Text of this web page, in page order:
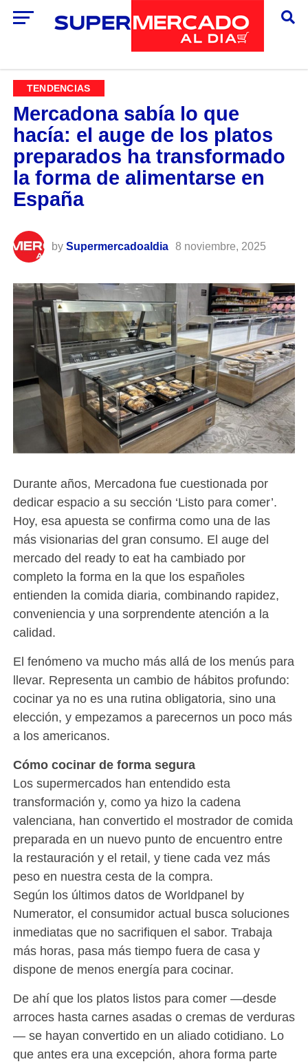
TENDENCIAS
Mercadona sabía lo que
hacía: el auge de los platos
preparados ha transformado
la forma de alimentarse en
España
by Supermercadoaldia 8 noviembre, 2025
Durante años, Mercadona fue cuestionada por
dedicar espacio a su sección ‘Listo para comer’.
Hoy, esa apuesta se confirma como una de las
más visionarias del gran consumo. El auge del
mercado del ready to eat ha cambiado por
completo la forma en la que los españoles
entienden la comida diaria, combinando rapidez,
conveniencia y una sorprendente atención a la
calidad.
El fenómeno va mucho más allá de los menús para
llevar. Representa un cambio de hábitos profundo:
cocinar ya no es una rutina obligatoria, sino una
elección, y empezamos a parecernos un poco más
a los americanos.
Cómo cocinar de forma segura
Los supermercados han entendido esta
transformación y, como ya hizo la cadena
valenciana, han convertido el mostrador de comida
preparada en un nuevo punto de encuentro entre
la restauración y el retail, y tiene cada vez más
peso en nuestra cesta de la compra.
Según los últimos datos de Worldpanel by
Numerator, el consumidor actual busca soluciones
inmediatas que no sacrifiquen el sabor. Trabaja
más horas, pasa más tiempo fuera de casa y
dispone de menos energía para cocinar.
De ahí que los platos listos para comer —desde
arroces hasta carnes asadas o cremas de verduras
— se hayan convertido en un aliado cotidiano. Lo
que antes era una excepción, ahora forma parte